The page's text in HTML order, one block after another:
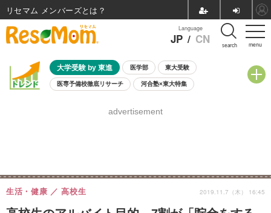
menu
Language
JP / CN search
大学受験 by 東進 医学部 東大受験
医専予備校徹底リサーチ 河合塾×東大特集
8月開催学校説明会・相談会
advertisement
生活・健康 高校生 2019.11.7（木） 16:45
リセマム メンバーズ